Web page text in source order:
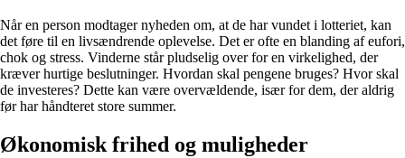
Når en person modtager nyheden om, at de har vundet i lotteriet, kan
det føre til en livsændrende oplevelse. Det er ofte en blanding af eufori,
chok og stress. Vinderne står pludselig over for en virkelighed, der
kræver hurtige beslutninger. Hvordan skal pengene bruges? Hvor skal
de investeres? Dette kan være overvældende, især for dem, der aldrig
før har håndteret store summer.
Økonomisk frihed og muligheder